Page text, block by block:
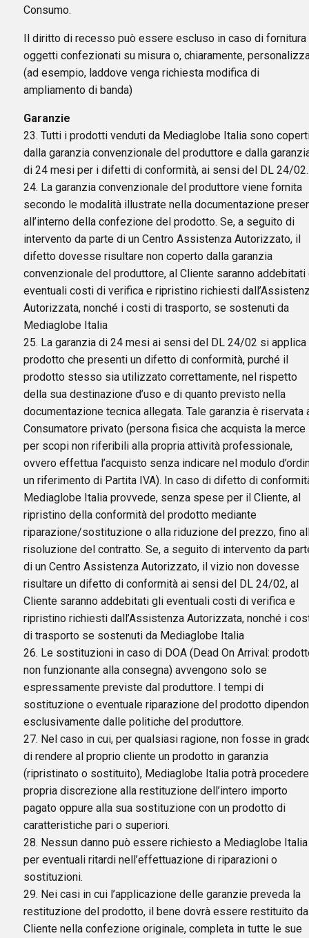
Consumo.
Il diritto di recesso può essere escluso in caso di fornitura
oggetti confezionati su misura o, chiaramente,
(ad esempio, laddove venga richiesta modifica di
ampliamento di banda)
Garanzie
23. Tutti i prodotti venduti da Mediaglobe Italia sono
dalla garanzia convenzionale del produttore e dalla
di 24 mesi per i difetti di conformità, ai sensi del DL 24/02.
24. La garanzia convenzionale del produttore viene fornita
secondo le modalità illustrate nella documentazione
all’interno della confezione del prodotto. Se, a seguito di
intervento da parte di un Centro Assistenza Autorizzato, il
difetto dovesse risultare non coperto dalla garanzia
convenzionale del produttore, al Cliente saranno addebitati
eventuali costi di verifica e ripristino richiesti
Autorizzata, nonché i costi di trasporto, se sostenuti da
Mediaglobe Italia
25. La garanzia di 24 mesi ai sensi del DL 24/02 si applica
prodotto che presenti un difetto di conformità, purché il
prodotto stesso sia utilizzato correttamente, nel rispetto
della sua destinazione d’uso e di quanto previsto nella
documentazione tecnica allegata. Tale garanzia è riservata
Consumatore privato (persona fisica che acquista la merce
per scopi non riferibili alla propria attività professionale,
ovvero effettua l’acquisto senza indicare nel modulo
un riferimento di Partita IVA). In caso di difetto di
Mediaglobe Italia provvede, senza spese per il Cliente, al
ripristino della conformità del prodotto mediante
riparazione/sostituzione o alla riduzione del prezzo, fino
risoluzione del contratto. Se, a seguito di intervento da
di un Centro Assistenza Autorizzato, il vizio non dovesse
risultare un difetto di conformità ai sensi del DL 24/02, al
Cliente saranno addebitati gli eventuali costi di verifica e
ripristino richiesti dall’Assistenza Autorizzata, nonché i
di trasporto se sostenuti da Mediaglobe Italia
26. Le sostituzioni in caso di DOA (Dead On Arrival:
non funzionante alla consegna) avvengono solo se
espressamente previste dal produttore. I tempi di
sostituzione o eventuale riparazione del prodotto
esclusivamente dalle politiche del produttore.
27. Nel caso in cui, per qualsiasi ragione, non fosse in
di rendere al proprio cliente un prodotto in garanzia
(ripristinato o sostituito), Mediaglobe Italia potrà
propria discrezione alla restituzione dell’intero importo
pagato oppure alla sua sostituzione con un prodotto di
caratteristiche pari o superiori.
28. Nessun danno può essere richiesto a Mediaglobe Italia
per eventuali ritardi nell’effettuazione di riparazioni o
sostituzioni.
29. Nei casi in cui l’applicazione delle garanzie preveda la
restituzione del prodotto, il bene dovrà essere restituito
Cliente nella confezione originale, completa in tutte le sue